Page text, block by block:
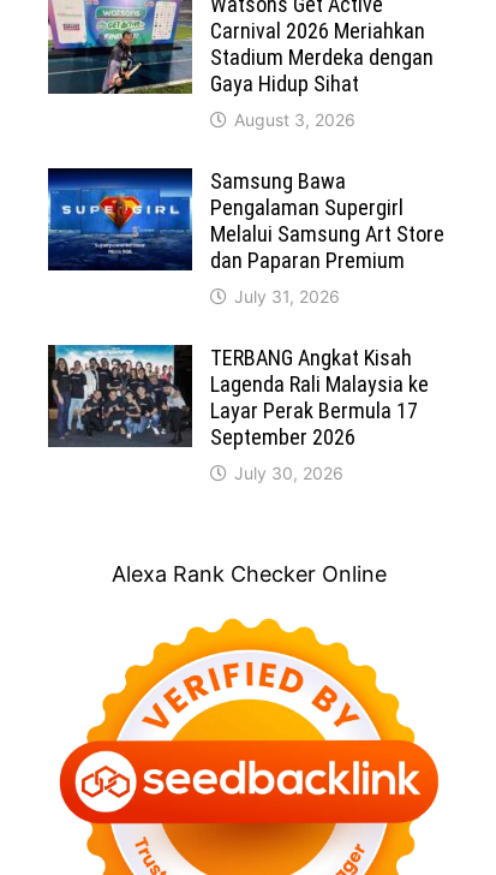
Carnival 2026 Meriahkan
Stadium Merdeka dengan
Gaya Hidup Sihat
August 3, 2026
Samsung Bawa
Pengalaman Supergirl
Melalui Samsung Art Store
dan Paparan Premium
July 31, 2026
TERBANG Angkat Kisah
Lagenda Rali Malaysia ke
Layar Perak Bermula 17
September 2026
July 30, 2026
Alexa Rank Checker Online